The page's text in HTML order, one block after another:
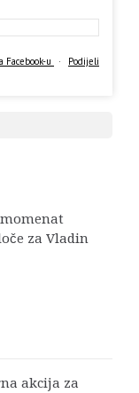
Facebook-u · Podijeli
za Vladin
akcija za